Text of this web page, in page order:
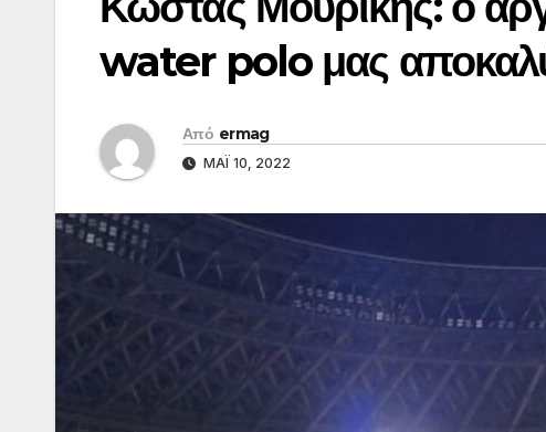
water polo μας
Από ermag
ΜΆΙ 10, 2022